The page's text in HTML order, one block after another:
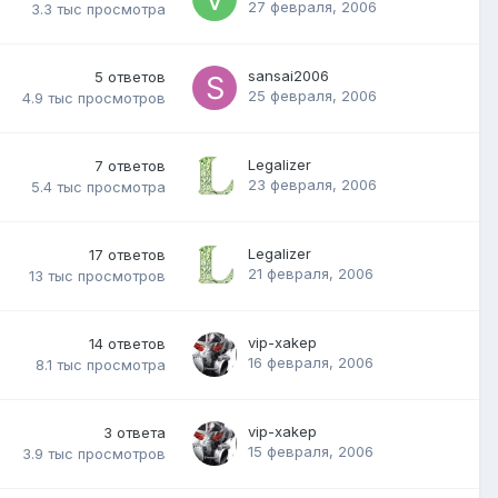
3.3 тыс просмотра 27 февраля, 2006
5 ответов
4.9 тыс просмотров
sansai2006
25 февраля, 2006
7 ответов
5.4 тыс просмотра
Legalizer
23 февраля, 2006
17 ответов
13 тыс просмотров
Legalizer
21 февраля, 2006
14 ответов
8.1 тыс просмотра
vip-xakep
16 февраля, 2006
3 ответа
3.9 тыс просмотров
vip-xakep
15 февраля, 2006